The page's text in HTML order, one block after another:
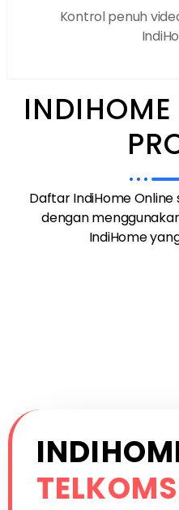
Kontrol penuh
Daftar IndiHome
dengan
IndiHome